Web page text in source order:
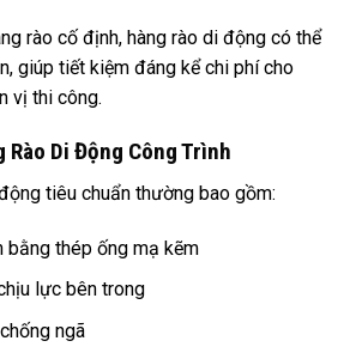
rào cố định, hàng rào di động có thể
giúp tiết kiệm đáng kể chi phí cho
vị thi công.
Rào Di Động Công Trình
tiêu chuẩn thường bao gồm:
bằng thép ống mạ kẽm
lực bên trong
ngã